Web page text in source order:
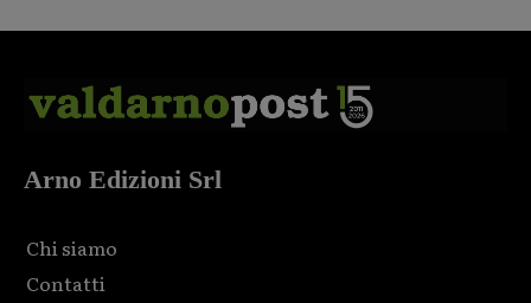
Arno Edizioni Srl
Chi siamo
Contatti